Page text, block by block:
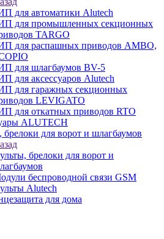
для автоматики Alutech
для промышленных секционных
TARGO
для распашных приводов AMBO,
для шлагбаумов BV-5
для аксессуаров Alutech
для гаражных секционных
LEVIGATO
для откатных приводов RTO
ALUTECH
брелоки для ворот и шлагбаумов
брелоки для ворот и
беспроводной связи GSM
Alutech
для дома